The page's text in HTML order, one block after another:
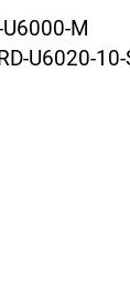
M
U6020-10-